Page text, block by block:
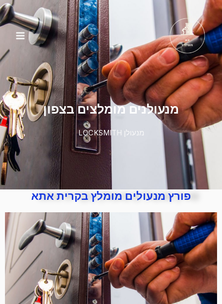
פורץ מנעולים מומלץ בקרית אתא
מנעולנים מומלצים בצפון
מנעולן LOCKSMITH
פורץ מנעולים מומלץ בקרית אתא